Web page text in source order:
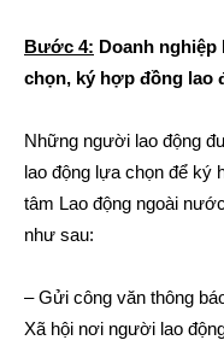
Bước 4: Doanh
chọn, ký hợp đồng lao
Những người lao động
lao động lựa chọn để ký
tâm Lao động ngoài
như sau:
– Gửi công văn thông
Xã hội nơi người lao